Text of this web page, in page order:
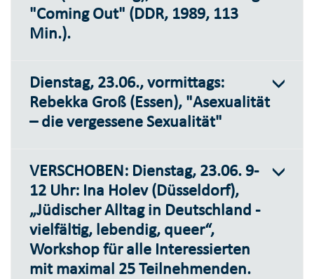
"Coming Out" (DDR, 1989, 113
Min.).
Dienstag, 23.06., vormittags:
Rebekka Groß (Essen), "Asexualität
– die vergessene Sexualität"
VERSCHOBEN: Dienstag, 23.06. 9-
12 Uhr: Ina Holev (Düsseldorf),
„Jüdischer Alltag in Deutschland -
vielfältig, lebendig, queer“,
Workshop für alle Interessierten
mit maximal 25 Teilnehmenden.